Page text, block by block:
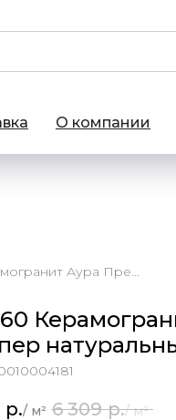
О компании
20х160 Керамогранит Аура Премиум Пэппер натуральный
р. 6 309 р.